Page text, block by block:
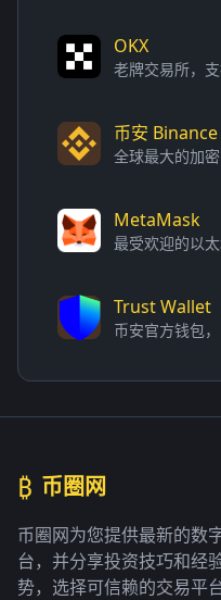
OKX
老牌交易所，
币安 Binance
全球最大的加
MetaMask
最受欢迎的以
Trust Wallet
币安官方钱包
₿ 币圈网
币圈网为您提供最新的数
台，并分享投资技巧和经
势，选择可信赖的交易平